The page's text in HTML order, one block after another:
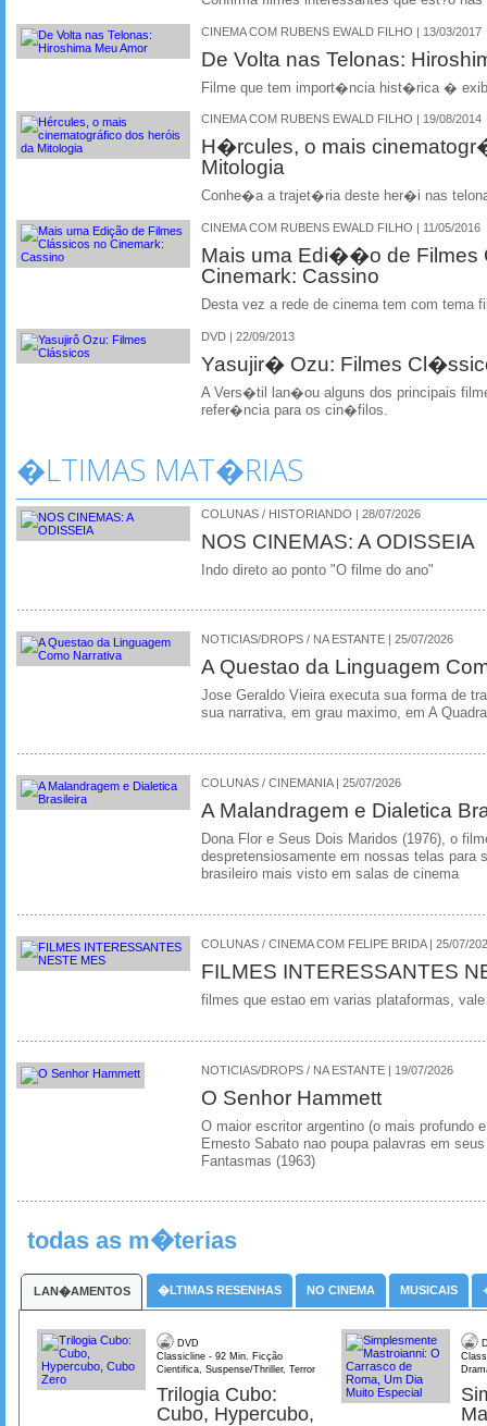
CINEMA COM RUBENS EWALD FILHO | 13/03/2017
De Volta nas Telonas:
Filme que tem import�ncia hist�rica �
CINEMA COM RUBENS EWALD FILHO | 19/08/2014
H�rcules, o mais
Mitologia
Conhe�a a trajet�ria deste her�i nas
CINEMA COM RUBENS EWALD FILHO | 11/05/2016
Mais uma Edi��o de Filmes
Cinemark: Cassino
Desta vez a rede de cinema tem com tema
DVD | 22/09/2013
Yasujir� Ozu: Filmes
A Vers�til lan�ou alguns dos principais
refer�ncia para os cin�filos.
�LTIMAS MAT�RIAS
COLUNAS / HISTORIANDO | 28/07/2026
NOS CINEMAS: A ODISSEIA
Indo direto ao ponto "O filme do ano"
NOTICIAS/DROPS / NA ESTANTE | 25/07/2026
A Questao da Linguagem
Jose Geraldo Vieira executa sua forma de
sua narrativa, em grau maximo, em A
COLUNAS / CINEMANIA | 25/07/2026
A Malandragem e Dialetica
Dona Flor e Seus Dois Maridos (1976), o
despretensiosamente em nossas telas para
brasileiro mais visto em salas de cinema
COLUNAS / CINEMA COM FELIPE BRIDA | 25/07/
FILMES INTERESSANTES
filmes que estao em varias plataformas,
NOTICIAS/DROPS / NA ESTANTE | 19/07/2026
O Senhor Hammett
O maior escritor argentino (o mais profundo
Ernesto Sabato nao poupa palavras em
Fantasmas (1963)
todas as m�terias
LAN�AMENTOS �LTIMAS RESENHAS NO CINEMA MUSICAIS
DVD
Classicline - 92 Min. Ficção
Cientifica, Suspense/Thriller, Terror
Trilogia Cubo:
Cubo, Hypercubo,